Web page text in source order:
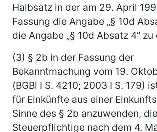
Halbsatz in der am 29. April
Fassung die Angabe „§ 10d
die Angabe „§ 10d Absatz 4“
(3) § 2b in der Fassung der
Bekanntmachung vom 19.
(BGBl I S. 4210; 2003 I S. 179)
für Einkünfte aus einer
Sinne des § 2b anzuwenden,
Steuerpflichtige nach dem 4.